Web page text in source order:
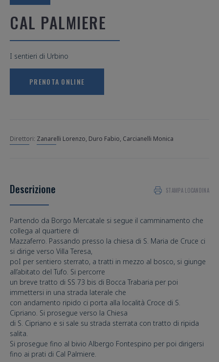
CAL PALMIERE
I sentieri di Urbino
PRENOTA ONLINE
Zanarelli Lorenzo, Duro Fabio, Carcianelli Monica
Descrizione STAMPA LOCANDINA
Partendo da Borgo Mercatale si segue il camminamento che
collega al quartiere di
Mazzaferro. Passando presso la chiesa di S. Maria de Cruce ci
si dirige verso Villa Teresa,
poI per sentiero sterrato, a tratti in mezzo al bosco, si giunge
all’abitato del Tufo. Si percorre
un breve tratto di SS 73 bis di Bocca Trabaria per poi
immettersi in una strada laterale che
con andamento ripido ci porta alla località Croce di S.
Cipriano. Si prosegue verso la Chiesa
di S. Cipriano e si sale su strada sterrata con tratto di ripida
salita.
Si prosegue fino al bivio Albergo Fontespino per poi dirigersi
fino ai prati di Cal Palmiere.